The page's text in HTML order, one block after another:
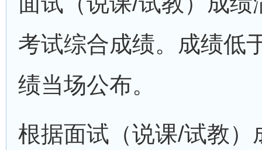
考试综合成绩。成绩低
绩当场公布。
根据面试（说课/试教